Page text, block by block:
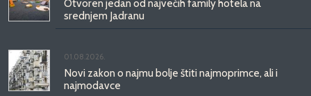
Otvoren jedan od najvećih family hotela na
srednjem Jadranu
01.08.2026.
Novi zakon o najmu bolje štiti najmoprimce, ali i
najmodavce